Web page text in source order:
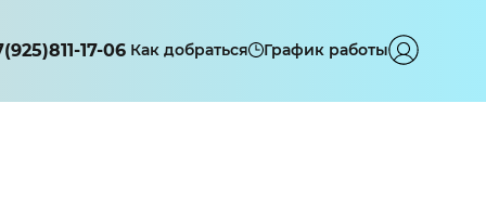
17-06 Как добраться График работы